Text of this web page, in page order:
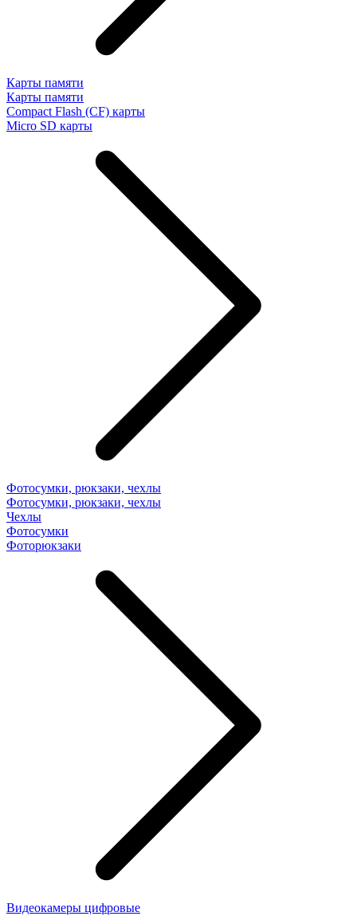
Карты памяти
Карты памяти
Compact Flash (CF) карты
Micro SD карты
Фотосумки, рюкзаки, чехлы
Фотосумки, рюкзаки, чехлы
Чехлы
Фотосумки
Фоторюкзаки
Видеокамеры цифровые